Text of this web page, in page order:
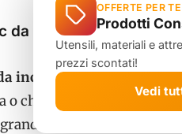
da incasso
incasso per wcè la
o che si trova in qualsiasi
vantaggio di
OFFERTE PER TE
Prodotti
Utensili, materiali e
prezzi scontati!
Vedi